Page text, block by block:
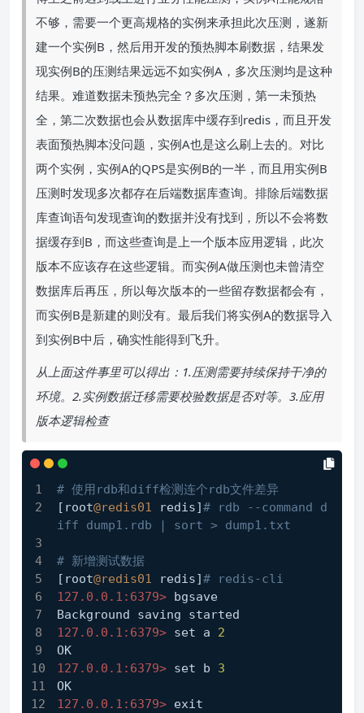
不够，需要一个更高规格的实例来承担此次压测，遂新
建一个实例B，然后用开发的预热脚本刷数据，结果发
现实例B的压测结果远远不如实例A，多次压测均是这种
结果。难道数据未预热完全？多次压测，第一未预热
全，第二次数据也会从数据库中缓存到redis，而且开发
表面预热脚本没问题，实例A也是这么刷上去的。对比
两个实例，实例A的QPS是实例B的一半，而且用实例B
压测时发现多次都存在后端数据库查询。排除后端数据
库查询语句发现查询的数据并没有找到，所以不会将数
据缓存到B，而这些查询是上一个版本应用逻辑，此次
版本不应该存在这些逻辑。而实例A做压测也未曾清空
数据库后再压，所以每次版本的一些留存数据都会有，
而实例B是新建的则没有。最后我们将实例A的数据导入
到实例B中后，确实性能得到飞升。
从上面这件事里可以得出：1.压测需要持续保持干净的
环境。2.实例数据迁移需要校验数据是否对等。3.应用
版本逻辑检查
# 使用rdb和diff检测连个rdb文件差异
[root@redis01 redis]# rdb --command d
iff dump1.rdb | sort > dump1.txt
# 新增测试数据
[root@redis01 redis]# redis-cli
127.0.0.1:6379> bgsave
Background saving started
127.0.0.1:6379> set a 2
OK
127.0.0.1:6379> set b 3
OK
127.0.0.1:6379> exit